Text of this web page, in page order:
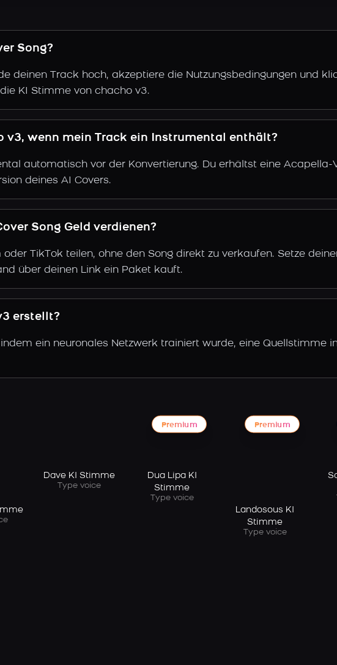
Song?
deinen Track hoch, akzeptiere die Nutzungsbedingungen und
KI Stimme von chacho v3.
wenn mein Track ein Instrumental enthält?
automatisch vor der Konvertierung. Du erhältst eine Acapella-
deines AI Covers.
Song Geld verdienen?
TikTok teilen, ohne den Song direkt zu verkaufen. Setze
über deinen Link ein Paket kauft.
erstellt?
ein neuronales Netzwerk trainiert wurde, eine Quellstimme
Dave KI Stimme
Type voice
Premium
Dua Lipa KI
Stimme
Type voice
Premium
Landosous KI
Stimme
Type voice